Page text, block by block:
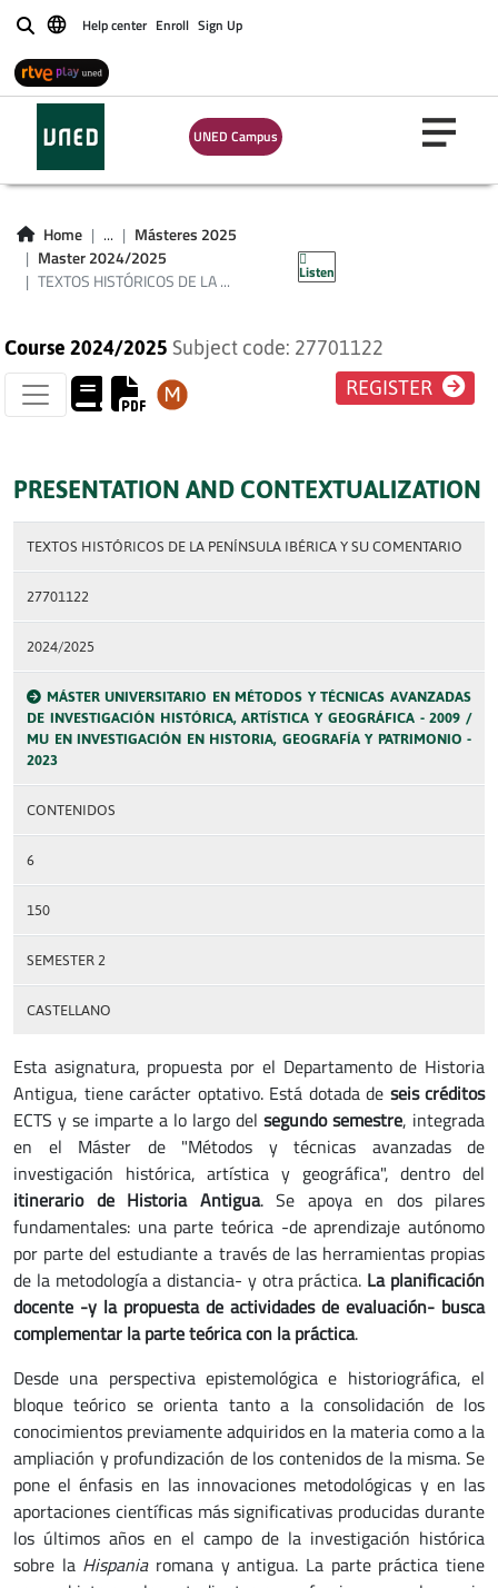
BuscarHelp center Enroll Sign Up
UNED Campus
Home ...
Másteres 2025
Master 2024/2025
TEXTOS HISTÓRICOS DE LA ...
Listen
TEXTOS
HISTÓRICOS DE LA
PENÍNSULA IBÉRICA
Y SU COMENTARIO
Course 2024/2025 Subject code: 27701122
REGISTER
PRESENTATION AND CONTEXTUALIZATION
TEXTOS HISTÓRICOS DE LA PENÍNSULA IBÉRICA Y SU COMENTARIO
27701122
2024/2025
MÁSTER UNIVERSITARIO EN MÉTODOS Y TÉCNICAS AVANZADAS
DE INVESTIGACIÓN HISTÓRICA, ARTÍSTICA Y GEOGRÁFICA - 2009 /
MU EN INVESTIGACIÓN EN HISTORIA, GEOGRAFÍA Y PATRIMONIO -
2023
CONTENIDOS
6
150
SEMESTER 2
CASTELLANO
Esta asignatura, propuesta por el Departamento de Historia
Antigua, tiene carácter optativo. Está dotada de seis créditos
ECTS y se imparte a lo largo del segundo semestre, integrada
en el Máster de "Métodos y técnicas avanzadas de
investigación histórica, artística y geográfica", dentro del
itinerario de Historia Antigua. Se apoya en dos pilares
fundamentales: una parte teórica -de aprendizaje autónomo
por parte del estudiante a través de las herramientas propias
de la metodología a distancia- y otra práctica. La planificación
docente -y la propuesta de actividades de evaluación- busca
complementar la parte teórica con la práctica.
Desde una perspectiva epistemológica e historiográfica, el
bloque teórico se orienta tanto a la consolidación de los
conocimientos previamente adquiridos en la materia como a la
ampliación y profundización de los contenidos de la misma. Se
pone el énfasis en las innovaciones metodológicas y en las
aportaciones científicas más significativas producidas durante
los últimos años en el campo de la investigación histórica
sobre la Hispaniaromana y antigua. La parte práctica tiene